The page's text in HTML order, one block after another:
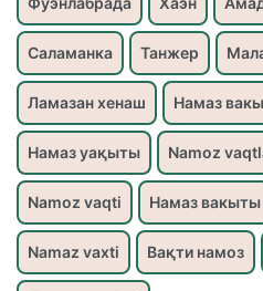
Саламанка Танжер
Ламазан хенаш Намаз
Намаз уақыты Namoz
Namoz vaqti Намаз вакыты
Namaz vaxti Вақти намоз